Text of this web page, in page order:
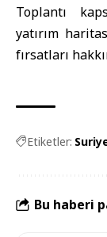
Toplantı
yatırım
fırsatları
Etiketler:
Bu haberi